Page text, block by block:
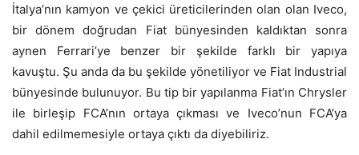
İtalya’nın kamyon ve çekici üreticilerinden olan olan Iveco,
bir dönem doğrudan Fiat bünyesinden kaldıktan sonra
aynen Ferrari’ye benzer bir şekilde farklı bir yapıya
kavuştu. Şu anda da bu şekilde yönetiliyor ve Fiat Industrial
bünyesinde bulunuyor. Bu tip bir yapılanma Fiat’ın Chrysler
ile birleşip FCA’nın ortaya çıkması ve Iveco’nun FCA’ya
dahil edilmemesiyle ortaya çıktı da diyebiliriz.